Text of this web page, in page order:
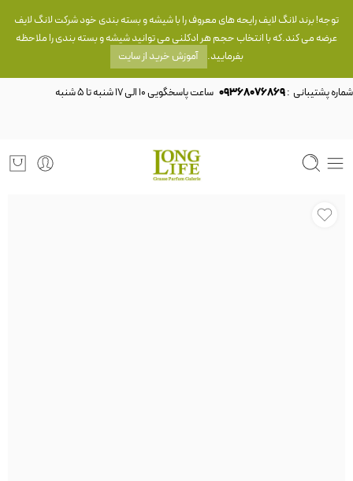
توجه! برند لانگ لایف رایحه های معروف را با شیشه و بسته بندی خود شرکت لانگ لایف
عرضه می کند.که با انتخاب حجم هر ادکلنی می توانید شیشه و بسته بندی را ملاحظه
بفرمایید. آموزش خرید از سایت
شماره پشتیبانی :09368076869